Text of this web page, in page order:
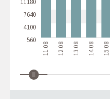
7640
4100
560
11.08 12.08 13.08 14.08 15.08